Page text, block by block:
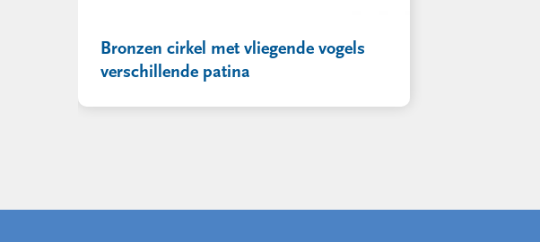
Bronzen cirkel met vliegende vogels
verschillende patina